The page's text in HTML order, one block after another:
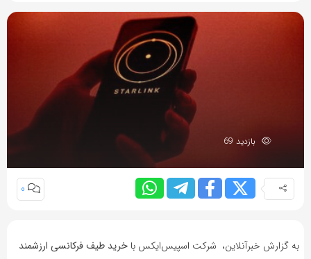
بازدید 69
0
به گزارش خبرآنلاین، شرکت اسپیس‌ایکس با خرید طیف فرکانسی ارزشمند